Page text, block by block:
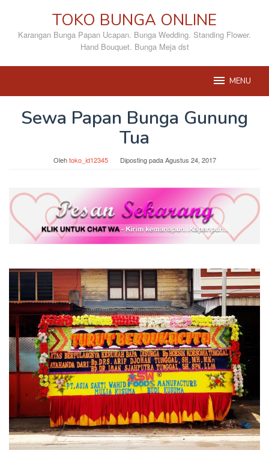
konten
TOKO BUNGA ONLINE
Karangan Bunga Papan Ucapan. Bunga Wedding. Standing Flower.
Hand Bouquet. Bunga Meja dst
MENU
Sewa Papan Bunga Gunung
Tua
Olehtoko_id12345 Diposting padaAgustus 24, 2017